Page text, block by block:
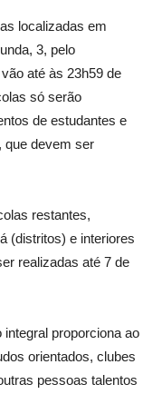
localizadas em
3, pelo
vão até às 23h59 de
só serão
de estudantes e
que devem ser
restantes,
(distritos) e interiores
realizadas até 7 de
proporciona ao
orientados, clubes
pessoas talentos